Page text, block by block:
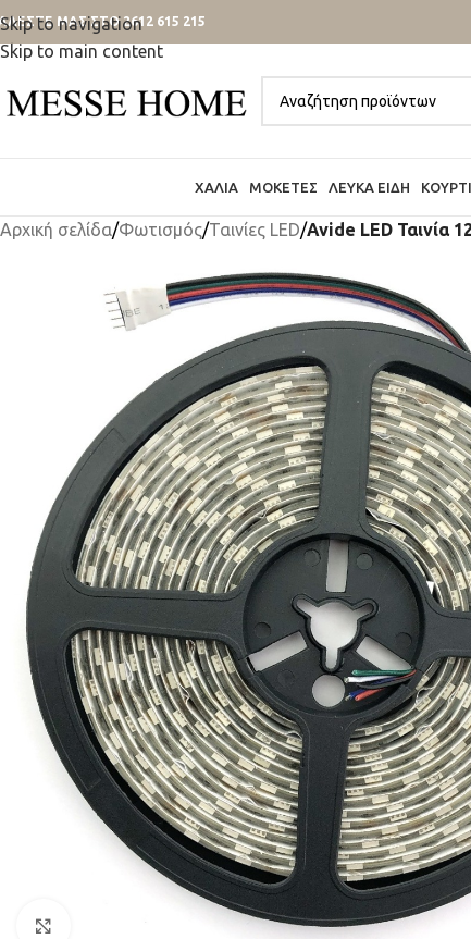
Skip to navigation
Skip to main content
ΜΑΣ ΣΤΟ 2612 615 215
ΧΑΛΙΆ ΜΟΚΈΤΕΣ ΛΕΥΚΆ ΕΊΔΗ
Αρχική σελίδα/Φωτισμός/Ταινίες LED/Avide LED Ταινία